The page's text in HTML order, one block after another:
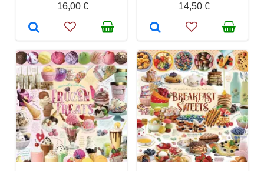
16,00 €
14,50 €